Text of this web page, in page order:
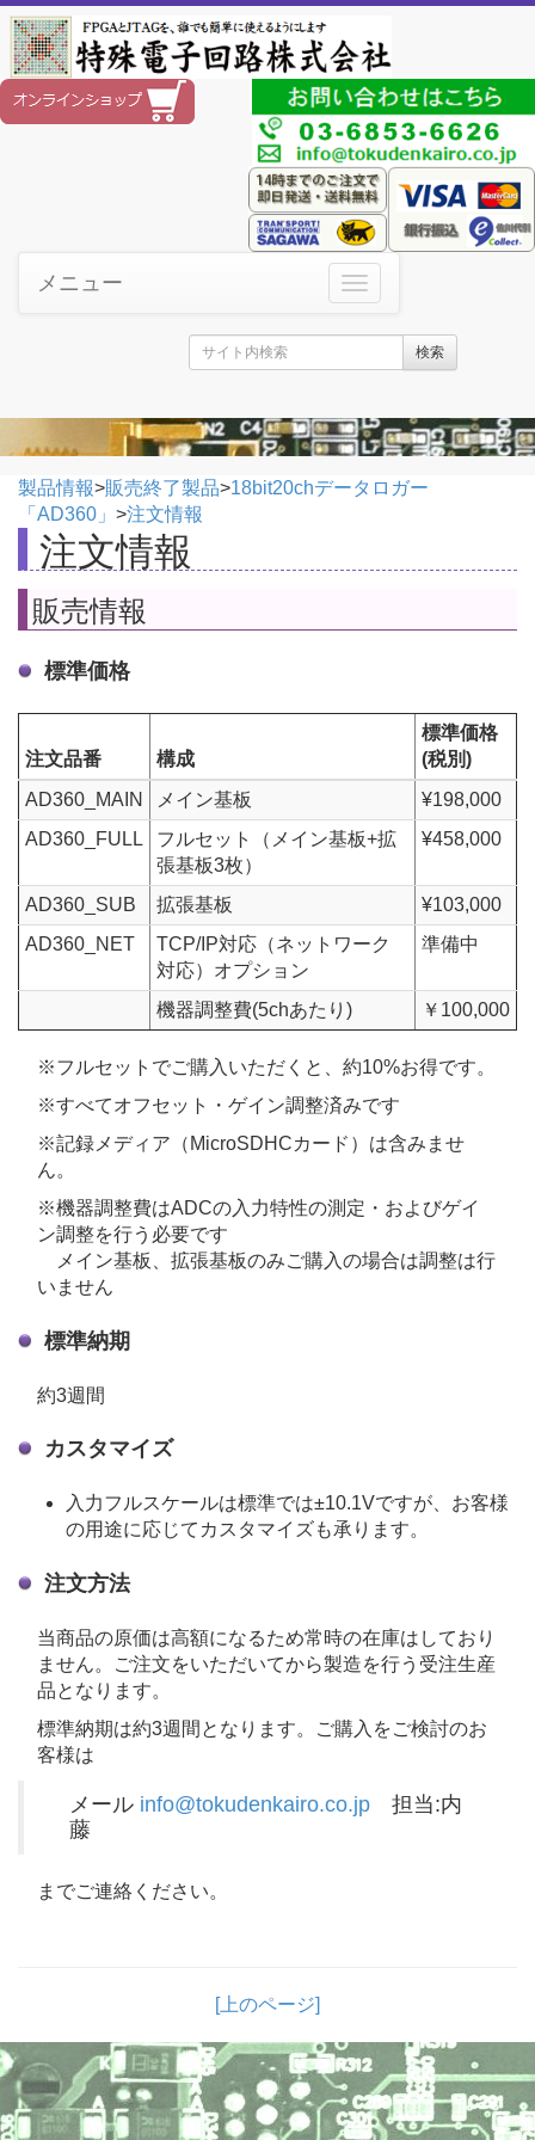
メニュー
検索
製品情報>販売終了製品>18bit20chデータロガー
「AD360」 >注文情報
注文情報
販売情報
標準価格
注文品番 構成
標準価格
(税別)
AD360_MAIN
メイン基板
¥198,000
AD360_FULL
フルセット（メイン基板+拡
張基板3枚）
¥458,000
AD360_SUB 拡張基板
¥103,000
AD360_NET
TCP/IP対応（ネットワーク
対応）オプション
準備中
機器調整費(5chあたり) ￥100,000
※フルセットでご購入いただくと、約10%お得です。
※すべてオフセット・ゲイン調整済みです
※記録メディア（MicroSDHCカード）は含みませ
ん。
※機器調整費はADCの入力特性の測定・およびゲイ
ン調整を行う必要です
メイン基板、拡張基板のみご購入の場合は調整は行
いません
標準納期
約3週間
カスタマイズ
入力フルスケールは標準では±10.1Vですが、お客様
の用途に応じてカスタマイズも承ります。
注文方法
当商品の原価は高額になるため常時の在庫はしており
ません。ご注文をいただいてから製造を行う受注生産
品となります。
標準納期は約3週間となります。ご購入をご検討のお
客様は
メール info@tokudenkairo.co.jp担当:内
藤
までご連絡ください。
[上のページ]